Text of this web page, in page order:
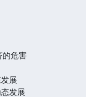
的危害
展
发展